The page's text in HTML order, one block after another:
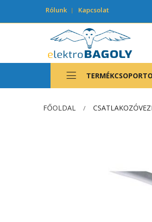
Rólunk Kapcsolat
FŐOLDAL